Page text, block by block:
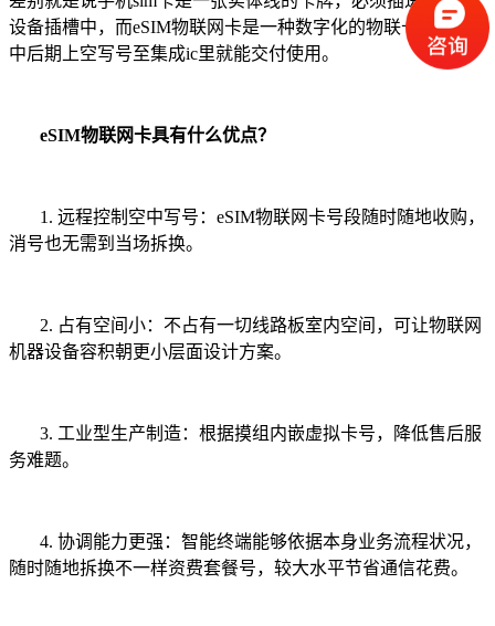
设备插槽中，而eSIM物联网卡是一种数字化的物联卡
，根据
中后期上空写号至集成ic里就能交付使用。
eSIM物联网卡具有什么优点？
1. 远程控制空中写号：eSIM物联网卡号段随时随地收购，
消号也无需到当场拆换。
2. 占有空间小：不占有一切线路板室内空间，可让物联网
机器设备容积朝更小层面设计方案。
3. 工业型生产制造：根据摸组内嵌虚拟卡号，降低售后服
务难题。
4. 协调能力更强：智能终端能够依据本身业务流程状况，
随时随地拆换不一样资费套餐号，较大水平节省通信花费。